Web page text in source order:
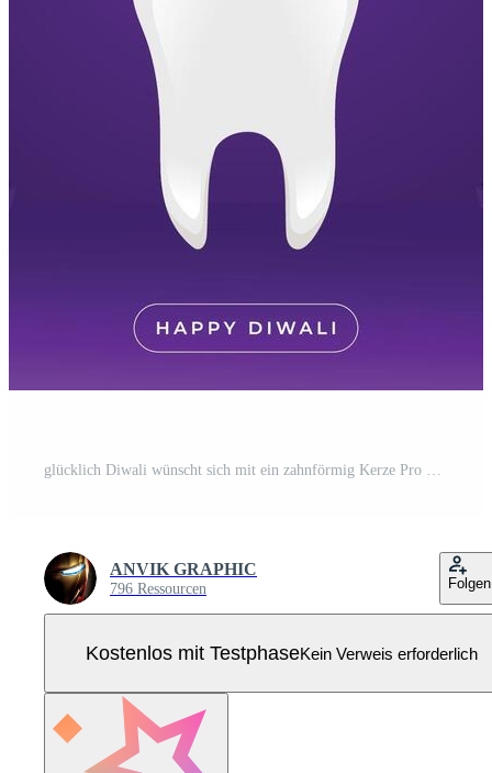
glücklich Diwali wünscht sich mit ein zahnförmig Kerze Pro Vektor
ANVIK GRAPHIC
796 Ressourcen Folgen
Kostenlos mit TestphaseKein Verweis erforderlich